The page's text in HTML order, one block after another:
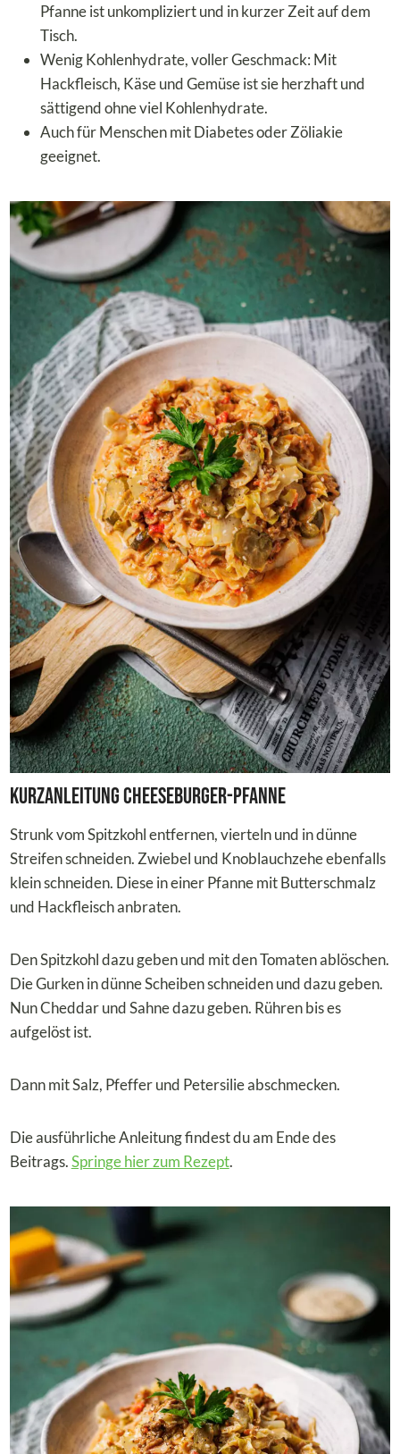
Pfanne ist unkompliziert und in kurzer Zeit auf dem
Tisch.
Wenig Kohlenhydrate, voller Geschmack: Mit
Hackfleisch, Käse und Gemüse ist sie herzhaft und
sättigend ohne viel Kohlenhydrate.
Auch für Menschen mit Diabetes oder Zöliakie
geeignet.
Kurzanleitung Cheeseburger-Pfanne
Strunk vom Spitzkohl entfernen, vierteln und in dünne
Streifen schneiden. Zwiebel und Knoblauchzehe ebenfalls
klein schneiden. Diese in einer Pfanne mit Butterschmalz
und Hackfleisch anbraten.
Den Spitzkohl dazu geben und mit den Tomaten ablöschen.
Die Gurken in dünne Scheiben schneiden und dazu geben.
Nun Cheddar und Sahne dazu geben. Rühren bis es
aufgelöst ist.
Dann mit Salz, Pfeffer und Petersilie abschmecken.
Die ausführliche Anleitung findest du am Ende des
Beitrags.Springe hier zum Rezept.